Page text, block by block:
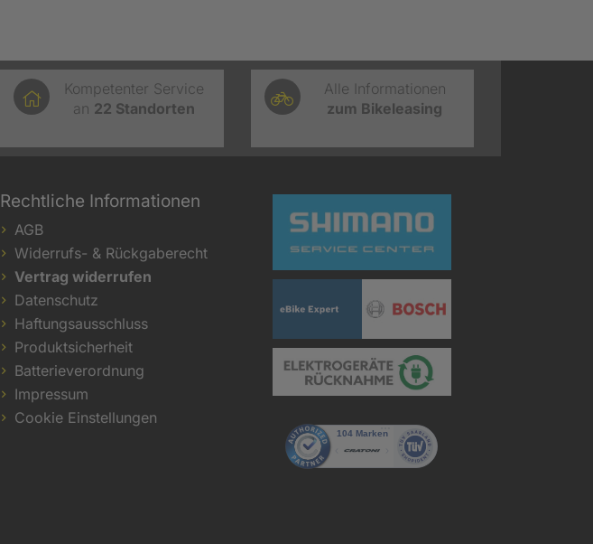
Kompetenter Service
an 22 Standorten
Alle Informationen
zum Bikeleasing
Rechtliche Informationen
AGB
Widerrufs- & Rückgaberecht
Vertrag widerrufen
Datenschutz
Haftungsausschluss
Produktsicherheit
Batterieverordnung
Impressum
Cookie Einstellungen